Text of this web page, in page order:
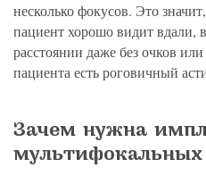
несколько фокусов. Это
пациент хорошо видит вдали,
расстоянии даже без очков
пациента есть роговичный
Зачем нужна